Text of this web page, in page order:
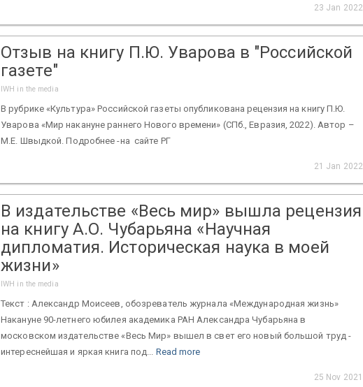
23 Jan 2022
Отзыв на книгу П.Ю. Уварова в "Российской
газете"
IWH in the media
В рубрике «Культура» Российской газеты опубликована рецензия на книгу П.Ю.
Уварова «Мир накануне раннего Нового времени» (СПб., Евразия, 2022). Автор –
М.Е. Швыдкой. Подробнее -на сайте РГ
21 Jan 2022
В издательстве «Весь мир» вышла рецензия
на книгу А.О. Чубарьяна «Научная
дипломатия. Историческая наука в моей
жизни»
IWH in the media
Текст : Александр Моисеев, обозреватель журнала «Международная жизнь»
Накануне 90-летнего юбилея академика РАН Александра Чубарьяна в
московском издательстве «Весь Мир» вышел в свет его новый большой труд -
интереснейшая и яркая книга под... Read more
25 Nov 2021